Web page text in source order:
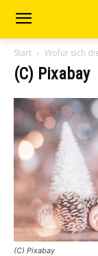
Start Wofür sich
(C) Pixabay
(C) Pixabay